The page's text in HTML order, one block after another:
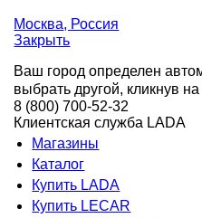
Москва, Россия
Закрыть
Ваш город определен
выбрать другой, кликнув
8 (800) 700-52-32
Клиентская служба LADA
Магазины
Каталог
Купить LADA
Купить LECAR